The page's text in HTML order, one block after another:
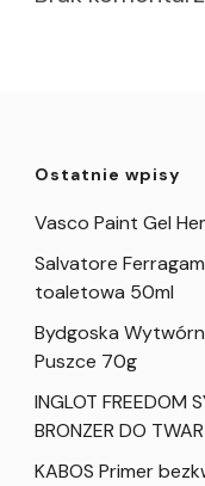
Ostatnie wpisy
Vasco Paint Gel
Salvatore
toaletowa 50ml
Bydgoska
Puszce 70g
INGLOT FREEDOM
BRONZER DO
KABOS Primer